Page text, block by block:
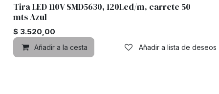
Tira LED 110V SMD5630, 120Led/m, carrete 50
mts Azul
$ 3.520,00
Añadir a la cesta Añadir a lista de deseos